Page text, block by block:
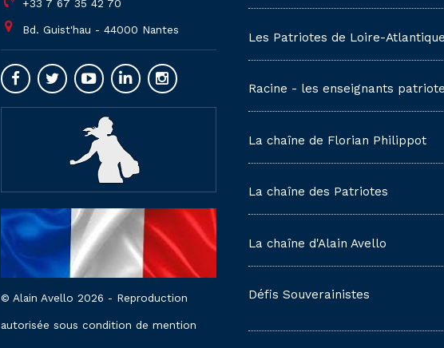
+33 7 67 35 42 70
Bd. Guist'hau - 44000 Nantes
© Alain Avello 2026 - Reproduction
autorisée sous condition de mention
Les Patriotes de Loire-Atlantique
Racine - les enseignants
La chaîne de Florian Philippot
La chaîne des Patriotes
La chaîne d'Alain Avello
Défis Souverainistes